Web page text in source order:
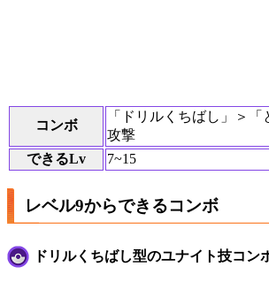
コンボ
「ドリルくちばし」＞
攻撃
できるLv
7~15
レベル9からできるコンボ
ドリルくちばし型のユナイト技コン